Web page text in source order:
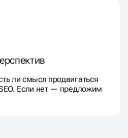
ли смысл продвигаться
Если нет — предложим